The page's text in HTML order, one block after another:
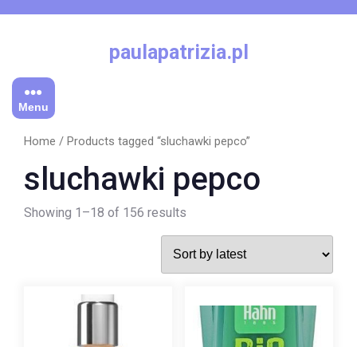
paulapatrizia.pl
Menu
Home / Products tagged “sluchawki pepco”
sluchawki pepco
Showing 1–18 of 156 results